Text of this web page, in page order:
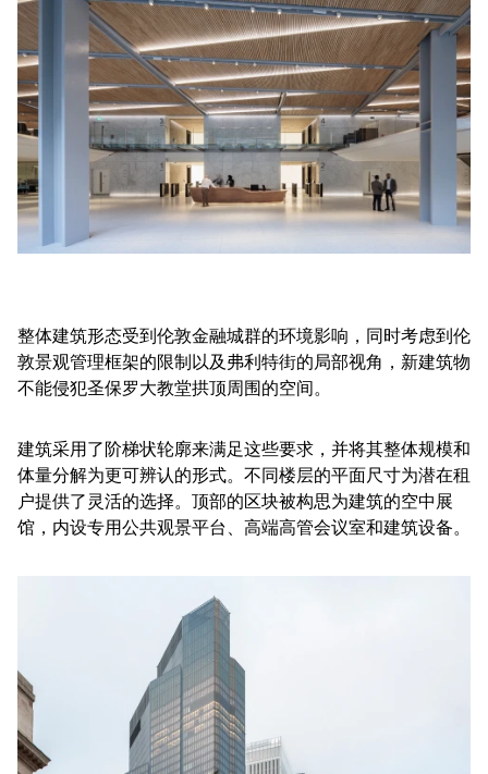
整体建筑形态受到伦敦金融城群的环境影响，同时考虑到伦
敦景观管理框架的限制以及弗利特街的局部视角，新建筑物
不能侵犯圣保罗大教堂拱顶周围的空间。
建筑采用了阶梯状轮廓来满足这些要求，并将其整体规模和
体量分解为更可辨认的形式。不同楼层的平面尺寸为潜在租
户提供了灵活的选择。顶部的区块被构思为建筑的空中展
馆，内设专用公共观景平台、高端高管会议室和建筑设备。